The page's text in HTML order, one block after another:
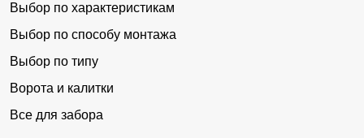
Выбор по характеристикам
Выбор по способу монтажа
Выбор по типу
Ворота и калитки
Все для забора